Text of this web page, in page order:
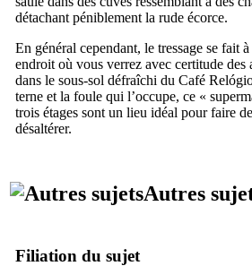
détachant péniblement la rude écorce.
En général cependant, le tressage se fait
endroit où vous verrez avec certitude des
dans le sous-sol défraîchi du Café
terne et la foule qui l’occupe, ce «
trois étages sont un lieu idéal pour faire
désaltérer.
Autres
Filiation du sujet